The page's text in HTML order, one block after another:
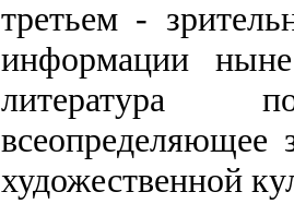
третьем -
информации
литература
всеопределяющее
художественной